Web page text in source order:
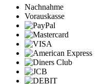
Nachnahme
Vorauskasse